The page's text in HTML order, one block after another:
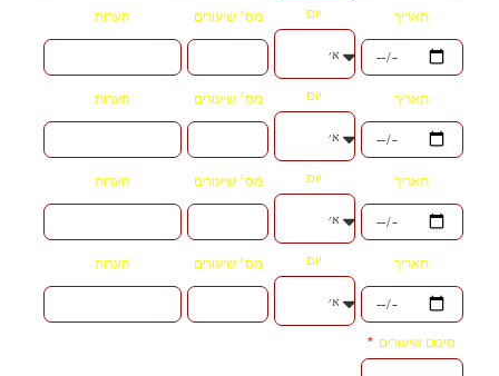
תאריך יום מס׳ שיעורים הערות
תאריך יום מס׳ שיעורים הערות
תאריך יום מס׳ שיעורים הערות
תאריך יום מס׳ שיעורים הערות
סיכום שיעורים